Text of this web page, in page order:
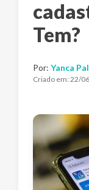
Tem?
Por: Yanca
Criado em: 22/